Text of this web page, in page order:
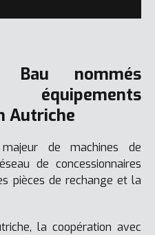
Bau nommés
équipements
Autriche
de machines de
de concessionnaires
pièces de rechange et la
la coopération avec